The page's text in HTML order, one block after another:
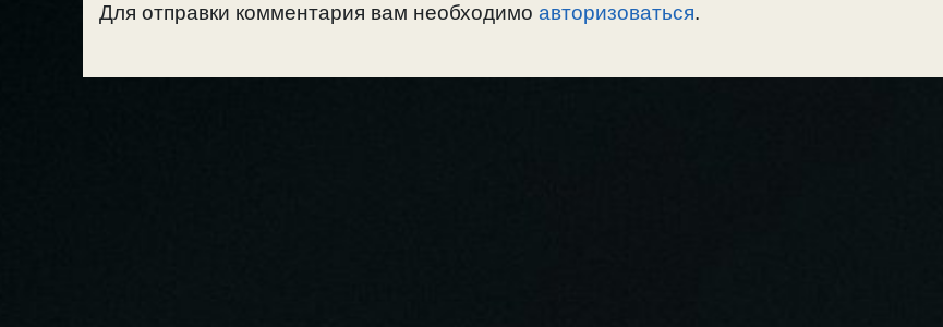
Для отправки комментария вам необходимо авторизоваться.